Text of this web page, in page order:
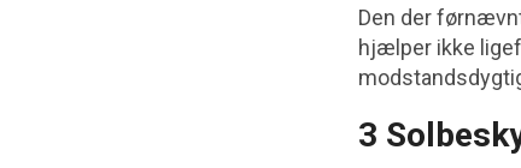
Den der
hjælper ikke
3